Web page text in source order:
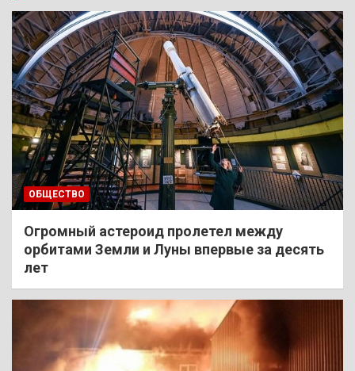
ОБЩЕСТВО
Огромный астероид пролетел между
орбитами Земли и Луны впервые за десять
лет